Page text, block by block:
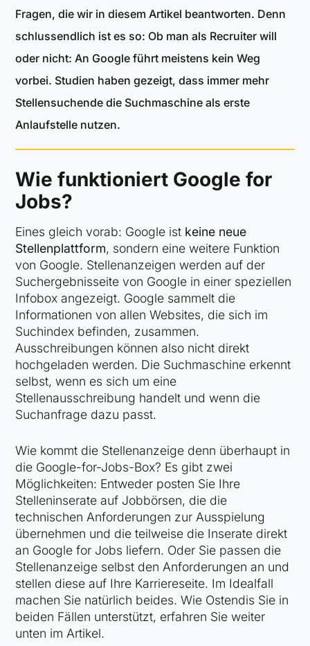
Fragen, die wir in diesem Artikel beantworten. Denn
schlussendlich ist es so: Ob man als Recruiter will
oder nicht: An Google führt meistens kein Weg
vorbei. Studien haben gezeigt, dass immer mehr
Stellensuchende die Suchmaschine als erste
Anlaufstelle nutzen.
Wie funktioniert Google for
Jobs?
Eines gleich vorab: Google ist keine neue
Stellenplattform, sondern eine weitere Funktion
von Google. Stellenanzeigen werden auf der
Suchergebnisseite von Google in einer speziellen
Infobox angezeigt. Google sammelt die
Informationen von allen Websites, die sich im
Suchindex befinden, zusammen.
Ausschreibungen können also nicht direkt
hochgeladen werden. Die Suchmaschine erkennt
selbst, wenn es sich um eine
Stellenausschreibung handelt und wenn die
Suchanfrage dazu passt.
Wie kommt die Stellenanzeige denn überhaupt in
die Google-for-Jobs-Box? Es gibt zwei
Möglichkeiten: Entweder posten Sie Ihre
Stelleninserate auf Jobbörsen, die die
technischen Anforderungen zur Ausspielung
übernehmen und die teilweise die Inserate direkt
an Google for Jobs liefern. Oder Sie passen die
Stellenanzeige selbst den Anforderungen an und
stellen diese auf Ihre Karriereseite. Im Idealfall
machen Sie natürlich beides. Wie Ostendis Sie in
beiden Fällen unterstützt, erfahren Sie weiter
unten im Artikel.